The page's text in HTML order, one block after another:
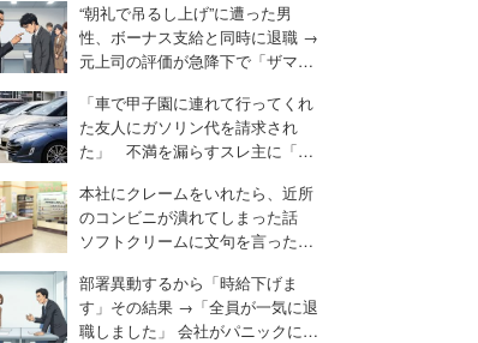
“朝礼で吊るし上げ”に遭った男
性、ボーナス支給と同時に退職 →
元上司の評価が急降下で「ザマア
「車で甲子園に連れて行ってくれ
た友人にガソリン代を請求され
た」 不満を漏らすスレ主に「言
本社にクレームをいれたら、近所
のコンビニが潰れてしまった話
ソフトクリームに文句を言ったと
部署異動するから「時給下げま
す」その結果 →「全員が一気に退
職しました」 会社がパニックに陥